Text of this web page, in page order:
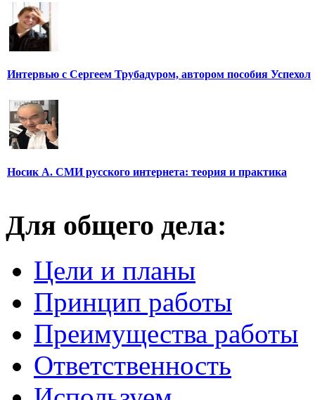
Интервью с Сергеем Трубадуром, автором пособия Успехол
Носик А. СМИ русского интернета: теория и практика
Для общего дела:
Цели и планы
Принцип работы
Преимущества работы
Ответственность